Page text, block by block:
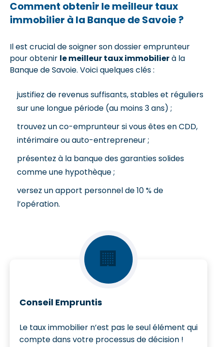
Comment obtenir le meilleur taux
immobilier à la Banque de Savoie ?
Il est crucial de soigner son dossier emprunteur
pour obtenir le meilleur taux immobilierà la
Banque de Savoie. Voici quelques clés :
justifiez de revenus suffisants, stables et réguliers
sur une longue période (au moins 3 ans) ;
trouvez un co-emprunteur si vous êtes en CDD,
intérimaire ou auto-entrepreneur ;
présentez à la banque des garanties solides
comme une hypothèque ;
versez un apport personnel de 10 % de
l’opération.
🏢
Conseil Empruntis
Le taux immobilier n’est pas le seul élément qui
compte dans votre processus de décision !